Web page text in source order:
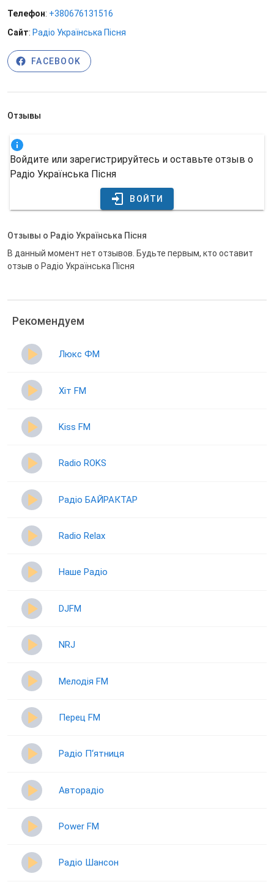
Телефон: +380676131516
Сайт: Радіо Українська Пісня
FACEBOOK
Отзывы
Войдите или зарегистрируйтесь и оставьте отзыв о
Радіо Українська Пісня
ВОЙТИ
Отзывы о Радіо Українська Пісня
В данный момент нет отзывов. Будьте первым, кто оставит
отзыв о Радіо Українська Пісня
Рекомендуем
Люкс ФМ
Хіт FM
Kiss FM
Radio ROKS
Радіо БАЙРАКТАР
Radio Relax
Наше Радіо
DJFM
NRJ
Мелодія FM
Перец FM
Радіо П‘ятниця
Авторадіо
Power FM
Радіо Шансон